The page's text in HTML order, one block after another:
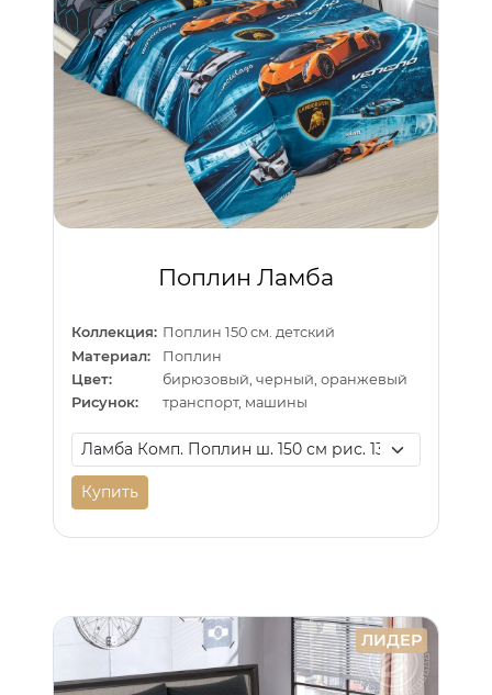
Поплин Ламба
Коллекция: Поплин 150 см. детский
Материал:
Поплин
Цвет:
бирюзовый, черный, оранжевый
Рисунок:
транспорт, машины
Купить
ЛИДЕР